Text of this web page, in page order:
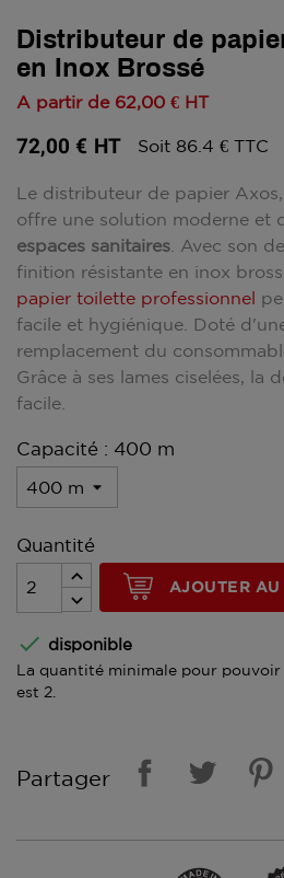
Distributeur de
en Inox Brossé
A partir de 62,00 € HT
72,00 € HT Soit 86.4 € TTC
Le distributeur de papier
offre une solution moderne et
espaces sanitaires . Avec son
finition résistante en inox
papier toilette professionnel
facile et hygiénique. Doté
remplacement du
Grâce à ses lames ciselées, la
facile.
Capacité : 400 m
Quantité
AJOUTER
 disponible
La quantité minimale pour
est 2.
Partager